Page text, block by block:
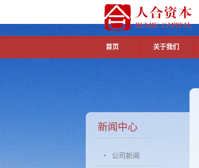
首页 关于我们
新闻中心
公司新闻